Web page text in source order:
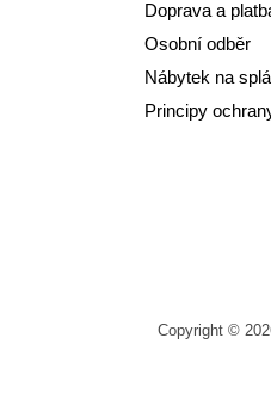
Doprava a
Osobní odběr
Nábytek na
Principy
Copyright ©